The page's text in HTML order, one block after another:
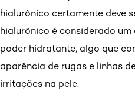
hialurônico certamente deve
hialurônico é considerado
poder hidratante, algo que
aparência de rugas e linhas
irritações na pele.